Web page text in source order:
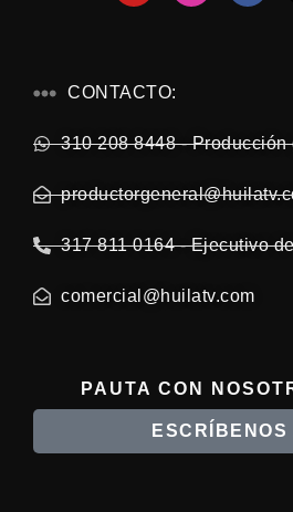
CONTACTO:
310 208 8448 - Producción
317 811 0164 - Ejecutivo
comercial@huilatv.com
PAUTA CON
ESCRÍBENOS